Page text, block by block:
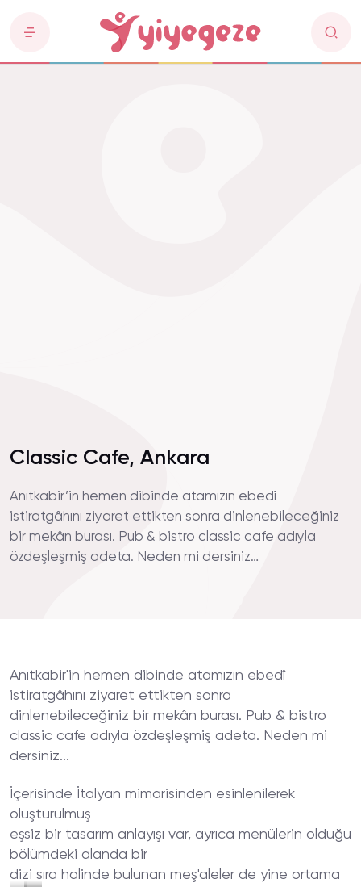
Classic Cafe, Ankara
Anıtkabir’in hemen dibinde atamızın ebedî
istiratgâhını ziyaret ettikten sonra dinlenebileceğiniz
bir mekân burası. Pub & bistro classic cafe adıyla
özdeşleşmiş adeta. Neden mi dersiniz…
Anıtkabir'in hemen dibinde atamızın ebedî
istiratgâhını ziyaret ettikten sonra
dinlenebileceğiniz bir mekân burası. Pub & bistro
classic cafe adıyla özdeşleşmiş adeta. Neden mi
dersiniz...
İçerisinde İtalyan mimarisinden esinlenilerek
oluşturulmuş
eşsiz bir tasarım anlayışı var, ayrıca menülerin olduğu
bölümdeki alanda bir
dizi sıra halinde bulunan meş'aleler de yine ortama